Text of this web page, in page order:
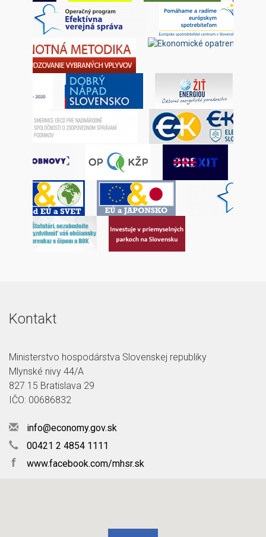
Kontakt
Ministerstvo hospodárstva Slovenskej republiky
Mlynské nivy 44/A
827 15 Bratislava 29
IČO: 00686832
info@economy.gov.sk
00421 2 4854 1111
f www.facebook.com/mhsr.sk